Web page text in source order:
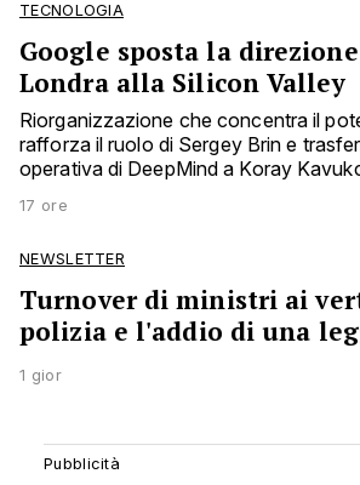
TECNOLOGIA
Google sposta la
Londra alla Silicon Valley
Riorganizzazione che concentra il
rafforza il ruolo di Sergey Brin e
operativa di DeepMind a Koray
17 ore
NEWSLETTER
Turnover di ministri ai
polizia e l'addio di una
1 gior